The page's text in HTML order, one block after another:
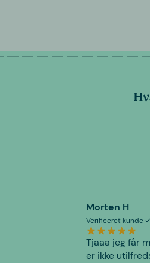
Morten H
Verificeret kunde
Tjaaa jeg får
er ikke